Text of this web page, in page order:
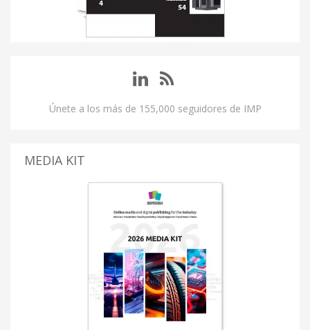
Únete a los más de 155,000 seguidores de IMP
MEDIA KIT